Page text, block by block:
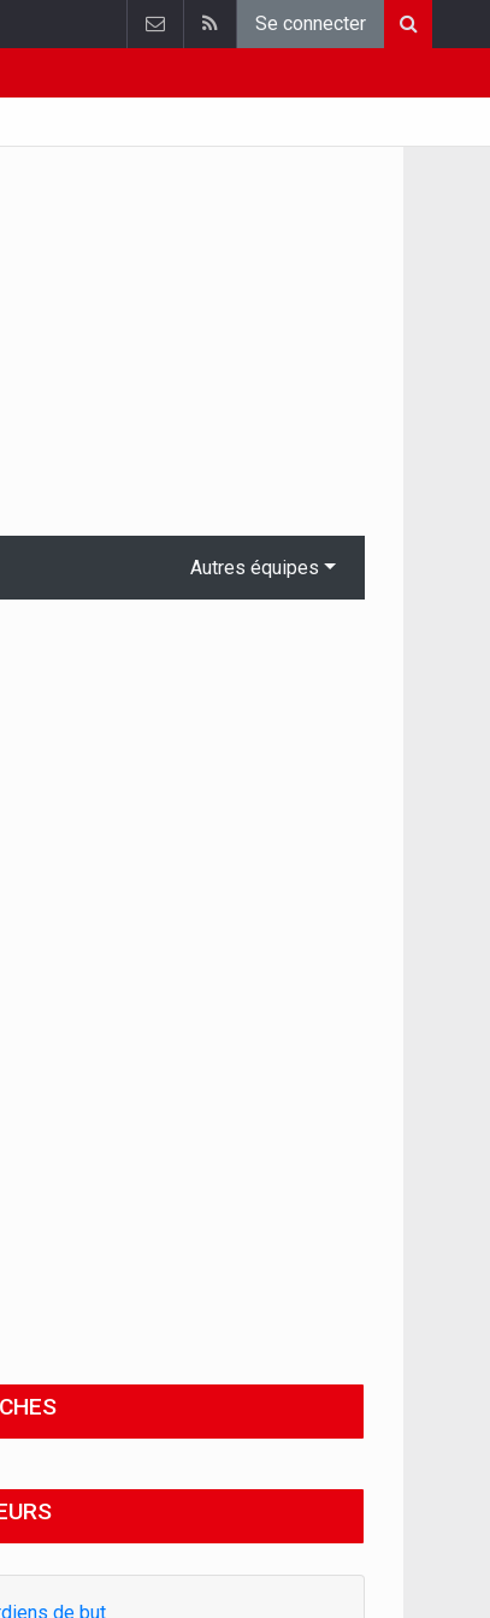
Se connecter
Autres équipes
de but